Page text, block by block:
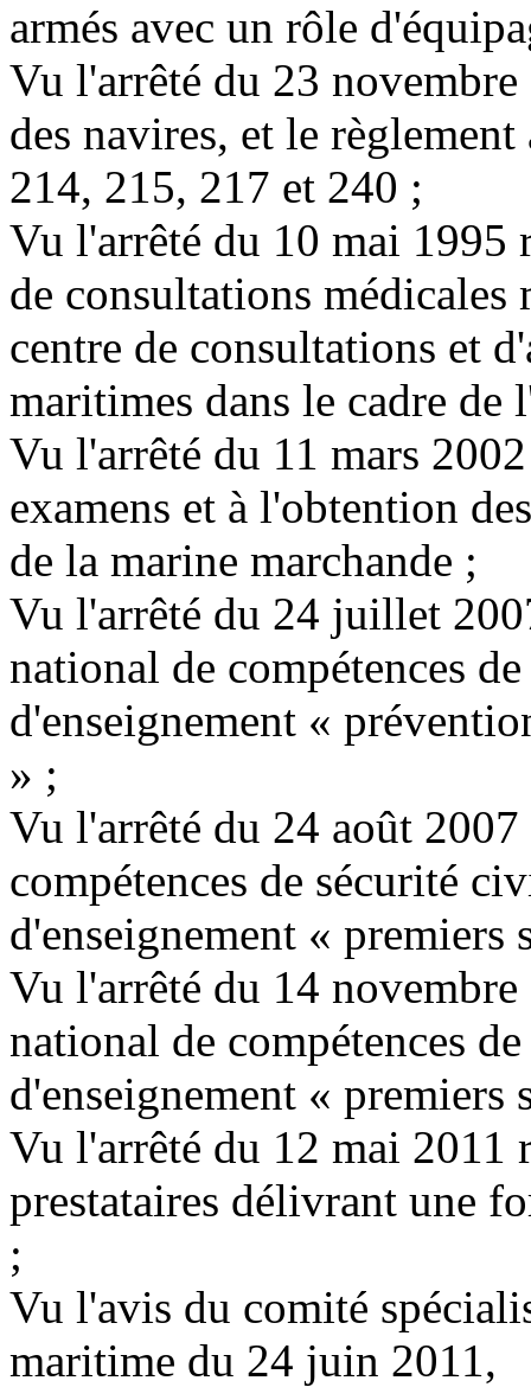
armés avec un rôle
Vu l'arrêté du 23
des navires, et le
214, 215, 217 et 240 ;
Vu l'arrêté du 10 mai
de consultations médicales
centre de consultations et
maritimes dans le cadre de
Vu l'arrêté du 11 mars
examens et à l'obtention
de la marine marchande ;
Vu l'arrêté du 24 juillet
national de compétences
d'enseignement «
» ;
Vu l'arrêté du 24 août
compétences de sécurité
d'enseignement « premiers
Vu l'arrêté du 14
national de compétences
d'enseignement « premiers
Vu l'arrêté du 12 mai 2011
prestataires délivrant une
;
Vu l'avis du comité
maritime du 24 juin 2011,